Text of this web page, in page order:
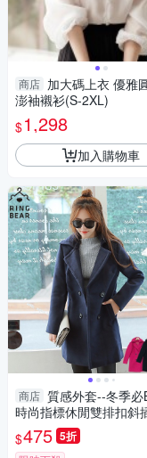
商店 加大碼上衣 優雅
澎袖襯衫(S-2XL)
$1,298
加入購物車
商店 質感外套--冬季必
時尚指標休閒雙排扣斜
袋毛呢外套(黑.紅.桃.藍
297眼圈熊中大尺碼
$475 5折